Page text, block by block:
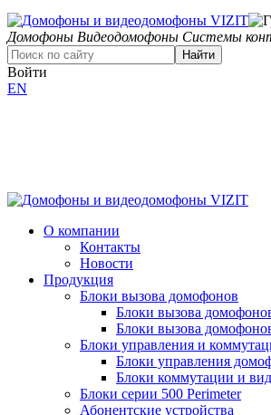
Домофоны Видеодомофоны Системы
Найти
Войти
EN
О компании
Контакты
Новости
Продукция
Блоки вызова домофонов
Блоки вызова
Блоки вызова
Блоки управления и
Блоки управления
Блоки коммутации и
Блоки серии 500 Perimeter
Абонентские устройства